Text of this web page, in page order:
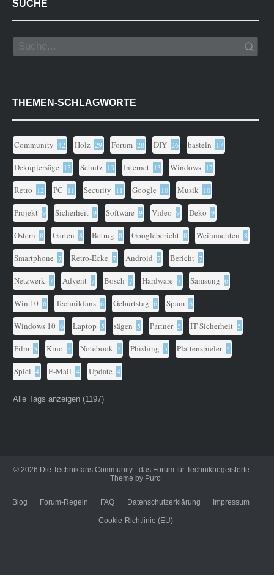
SUCHE
THEMEN-SCHLAGWORTE
Community 42 Holz 29 Forum 28 DIY 26 basteln 17
Dekupiersäge 15 Schutz 13 Internet 13 Windows 12
Retro 12 PC 11 Security 11 Google 10 Musik 10
Projekt 9 Sicherheit 9 Software 9 Video 9 Deko 9
Ostern 8 Garten 8 Betrug 8 Googlebericht 8 Weihnachten 8
Smartphone 7 Retro-Ecke 7 Android 7 Bericht 7
Netzwerk 7 Advent 7 Bosch 7 Hardware 7 Samsung 6
Win 10 6 Technikfans 6 Geburtstag 6 Spam 6
Windows 10 6 Laptop 5 sägen 5 Partner 5 IT Sicherheit 5
Film 5 Kino 5 Notebook 5 Phishing 5 Plattenspieler 5
Spiel 4 E-Mail 4 Update 4
Alle Tags anzeigen (1197)
© 2026 Die Technikfans Community - das Forum für Technikbegeisterte
Theme by Puro
Blog Forum-Regeln FAQ Datenschutzerklärung Impressum
Cookie-Richtlinie (EU)